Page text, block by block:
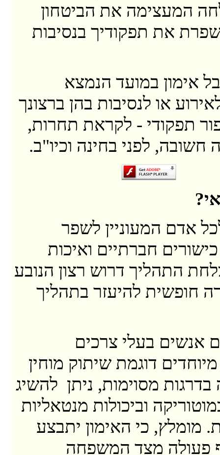
המעצימה את הביטחון
את תפקודיך בנסיבות
אימון במועד הנמצא
או לנסיבות בהן ברצונך
תפקודי - לקראת תחרות,
חשובה, לפני בחינה וכיו"ב.
אדם המעוניין לשפר
חברתיים ואיכות
התהליך דרוש רצון הנובע
חופשית להיעזר בתהליך
אנשים בעלי צרכים
דוגמת שיתוק מוחין
בדרגות מסוימות, ניתן להשיג
וביכולות מנטאליות
מומלץ, כי האימון יתבצע
פעולה מצד המשפחה